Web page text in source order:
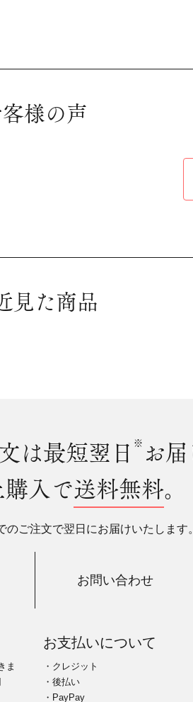
様の声
見た商品
は最短翌日 ※ お届
入で送料無料。
ご注文で翌日にお届けいたします。
お問い合わせ
ま
お支払いについて
・クレジット
・後払い
・PayPay